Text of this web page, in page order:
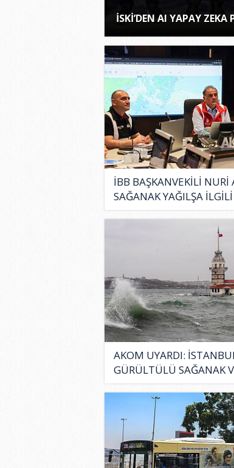
İSKİ’DEN AI YAPAY ZEKA
İBB BAŞKANVEKİLİ NURİ
SAĞANAK YAĞILŞA
AKOM UYARDI:
GÜRÜLTÜLÜ SAĞANAK
RİSKİ..